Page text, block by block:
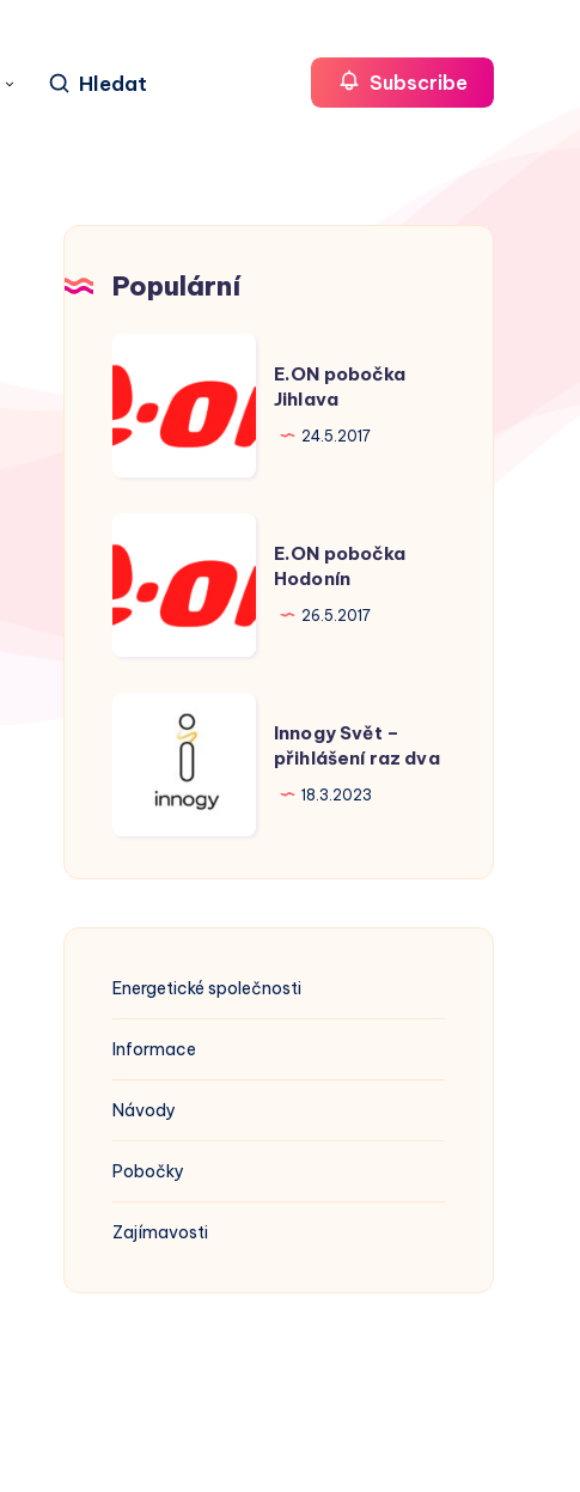
Hledat Subscribe
Populární
pobočka
Jihlava
E.ON pobočka
Jihlava
24.5.2017
pobočka
Hodonín
E.ON pobočka
Hodonín
26.5.2017
přihlášení
dva
Innogy Svět –
přihlášení raz dva
18.3.2023
Energetické společnosti
Informace
Návody
Pobočky
Zajímavosti